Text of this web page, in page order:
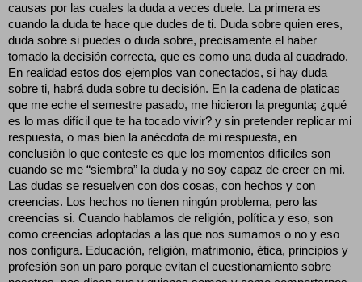
causas por las cuales la duda a veces duele. La primera es
cuando la duda te hace que dudes de ti. Duda sobre quien eres,
duda sobre si puedes o duda sobre, precisamente el haber
tomado la decisión correcta, que es como una duda al cuadrado.
En realidad estos dos ejemplos van conectados, si hay duda
sobre ti, habrá duda sobre tu decisión. En la cadena de platicas
que me eche el semestre pasado, me hicieron la pregunta; ¿qué
es lo mas difícil que te ha tocado vivir? y sin pretender replicar mi
respuesta, o mas bien la anécdota de mi respuesta, en
conclusión lo que conteste es que los momentos difíciles son
cuando se me “siembra” la duda y no soy capaz de creer en mi.
Las dudas se resuelven con dos cosas, con hechos y con
creencias. Los hechos no tienen ningún problema, pero las
creencias si. Cuando hablamos de religión, política y eso, son
como creencias adoptadas a las que nos sumamos o no y eso
nos configura. Educación, religión, matrimonio, ética, principios y
profesión son un paro porque evitan el cuestionamiento sobre